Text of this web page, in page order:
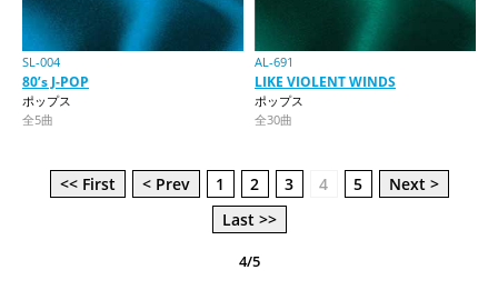
SL-004
80’s J-POP
ポップス
全5曲
AL-691
LIKE VIOLENT WINDS
ポップス
全30曲
<< First < Prev 1 2 3 4 5
Next >
Last >>
4/5